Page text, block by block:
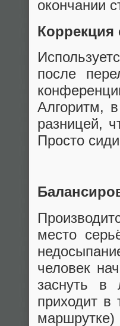
окончании
после
Алгоритм,
разницей,
Просто
место
человек
заснуть в
приходит в